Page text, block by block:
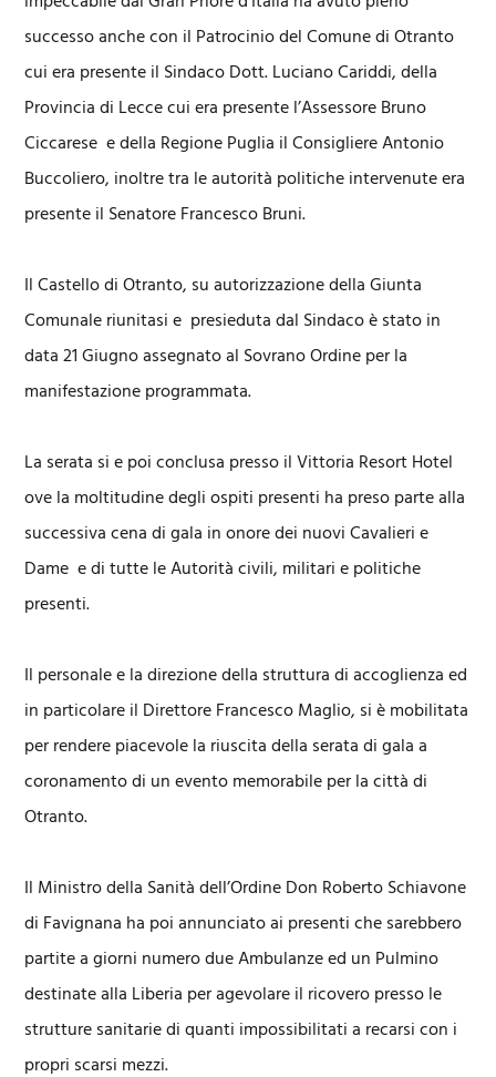
successo anche con il Patrocinio del Comune di Otranto
cui era presente il Sindaco Dott. Luciano Cariddi, della
Provincia di Lecce cui era presente l’Assessore Bruno
Ciccarese e della Regione Puglia il Consigliere Antonio
Buccoliero, inoltre tra le autorità politiche intervenute era
presente il Senatore Francesco Bruni.
Il Castello di Otranto, su autorizzazione della Giunta
Comunale riunitasi e presieduta dal Sindaco è stato in
data 21 Giugno assegnato al Sovrano Ordine per la
manifestazione programmata.
La serata si e poi conclusa presso il Vittoria Resort Hotel
ove la moltitudine degli ospiti presenti ha preso parte alla
successiva cena di gala in onore dei nuovi Cavalieri e
Dame e di tutte le Autorità civili, militari e politiche
presenti.
Il personale e la direzione della struttura di accoglienza ed
in particolare il Direttore Francesco Maglio, si è mobilitata
per rendere piacevole la riuscita della serata di gala a
coronamento di un evento memorabile per la città di
Otranto.
Il Ministro della Sanità dell’Ordine Don Roberto Schiavone
di Favignana ha poi annunciato ai presenti che sarebbero
partite a giorni numero due Ambulanze ed un Pulmino
destinate alla Liberia per agevolare il ricovero presso le
strutture sanitarie di quanti impossibilitati a recarsi con i
propri scarsi mezzi.